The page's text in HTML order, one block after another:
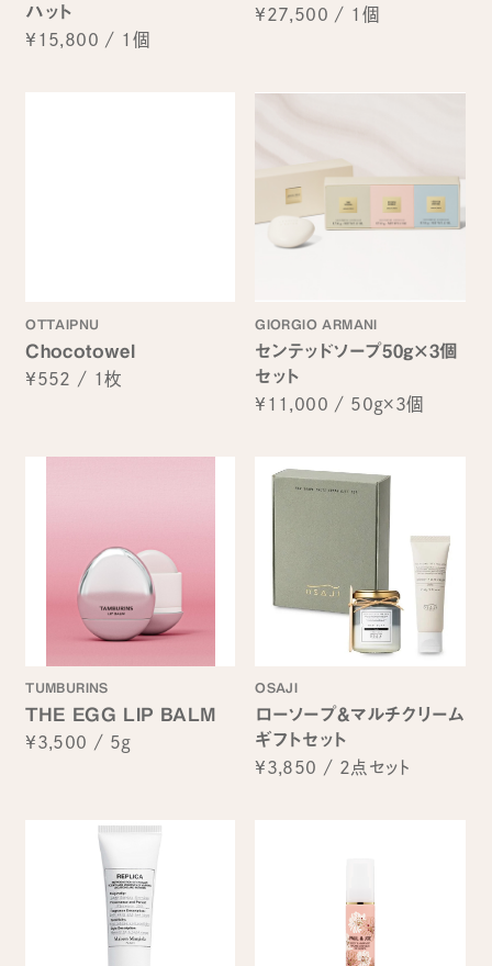
ハット
¥15,800 / 1個
¥27,500 / 1個
OTTAIPNU
Chocotowel
¥552 / 1枚
GIORGIO ARMANI
センテッドソープ50g×3個
セット
¥11,000 / 50g×3個
TUMBURINS
THE EGG LIP BALM
¥3,500 / 5g
OSAJI
ローソープ&マルチクリーム
ギフトセット
¥3,850 / 2点セット